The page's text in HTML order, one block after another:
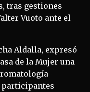
tras gestiones
Vuoto ante el
Aldalla, expresó
de la Mujer una